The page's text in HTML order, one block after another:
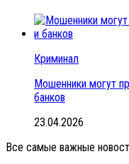
Криминал
Мошенники могут
банков
23.04.2026
Все самые важные